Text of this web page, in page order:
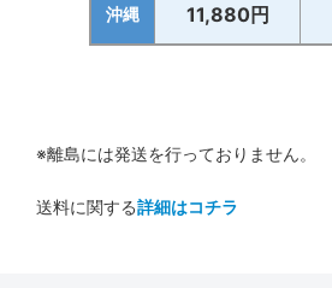
沖縄 11,880円
※離島には発送を行っておりません。
送料に関する詳細はコチラ